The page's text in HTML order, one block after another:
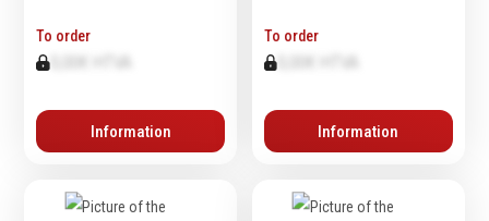
Fraises à queue
cylindrique
Fraises à alésage
Lames de scie
Tournage et plaquettes
To order
0,00€ HTVA
Information
To order
Information